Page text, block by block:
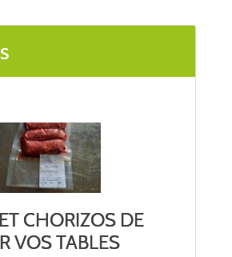
CHORIZOS DE
VOS TABLES